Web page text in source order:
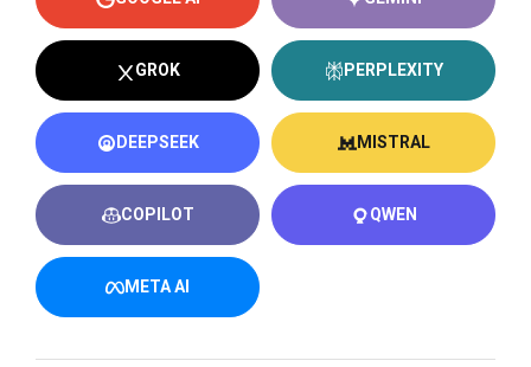
GROK PERPLEXITY
DEEPSEEK MISTRAL
COPILOT QWEN
META AI